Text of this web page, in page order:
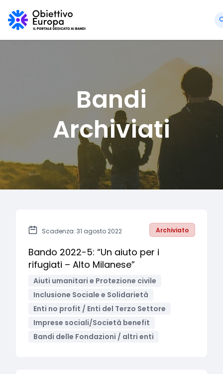
Bandi
Archiviati
Scadenza: 31 agosto 2022 Archiviato
Bando 2022-5: “Un aiuto per i
rifugiati – Alto Milanese”
Aiuti umanitari e Protezione civile
Inclusione Sociale e Solidarietà
Enti no profit / Enti del Terzo Settore
Imprese sociali/Società benefit
Bandi delle Fondazioni / altri enti